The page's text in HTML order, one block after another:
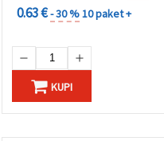
0.63 €- 30 %10 paket +
KUPI